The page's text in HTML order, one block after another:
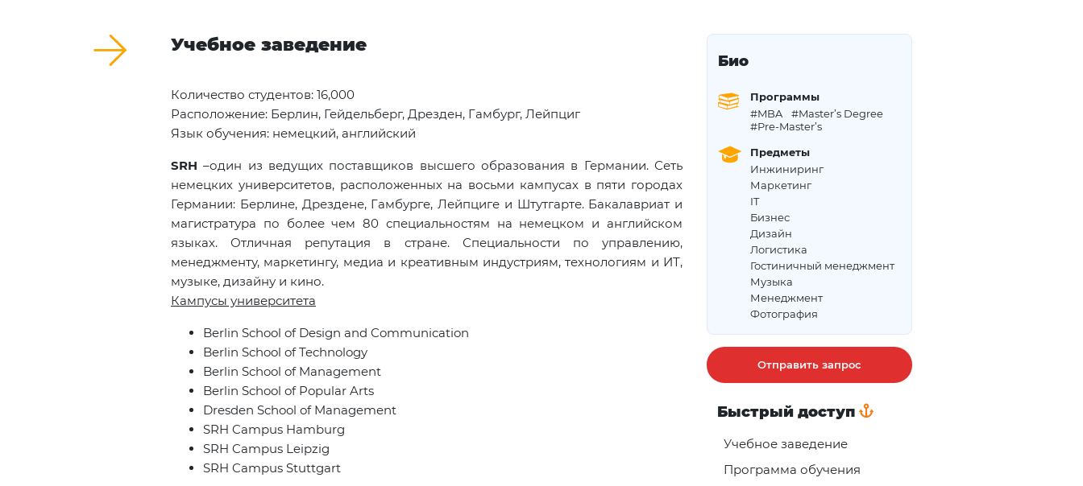
Учебное заведение
Количество студентов: 16,000
Расположение: Берлин, Гейдельберг, Дрезден, Гамбург, Лейпциг
Язык обучения: немецкий, английский
SRH –один из ведущих поставщиков высшего образования в Германии. Сеть
немецких университетов, расположенных на восьми кампусах в пяти городах
Германии: Берлине, Дрездене, Гамбурге, Лейпциге и Штутгарте. Бакалавриат и
магистратура по более чем 80 специальностям на немецком и английском
языках. Отличная репутация в стране. Специальности по управлению,
менеджменту, маркетингу, медиа и креативным индустриям, технологиям и ИТ,
музыке, дизайну и кино.
Кампусы университета
Berlin School of Design and Communication
Berlin School of Technology
Berlin School of Management
Berlin School of Popular Arts
Dresden School of Management
SRH Campus Hamburg
SRH Campus Leipzig
SRH Campus Stuttgart
Био
Программы
#MBA
#Master’s Degree
#Pre-Master’s
Предметы
Инжиниринг
Маркетинг
IT
Бизнес
Дизайн
Логистика
Гостиничный менеджмент
Музыка
Менеджмент
Фотография
Отправить запрос
Быстрый доступ
Учебное заведение
Программа обучения